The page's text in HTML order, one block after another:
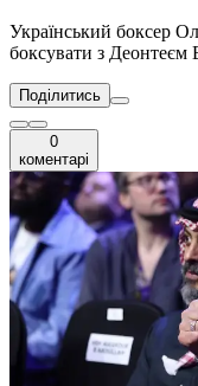
Український боксер
боксувати з Деонтеєм
Поділитись
0
коментарі